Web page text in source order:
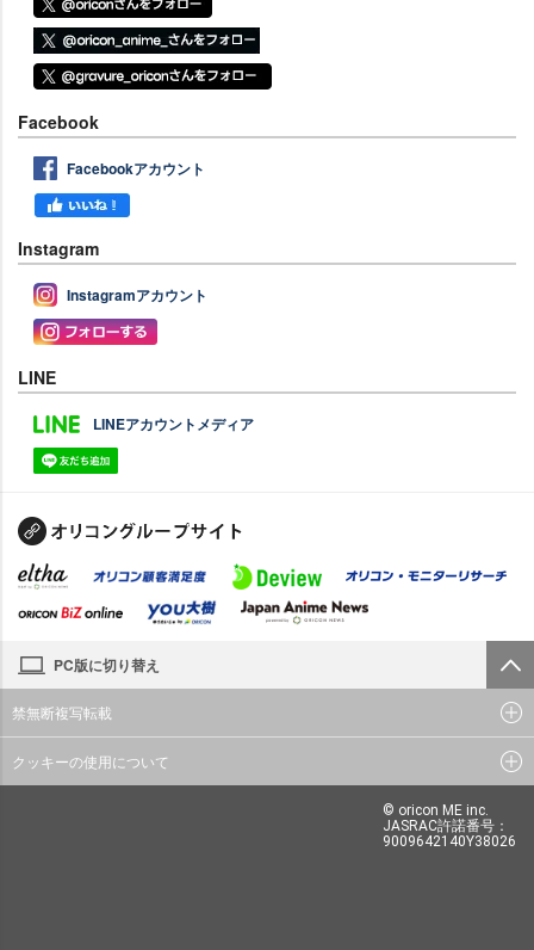
Facebook
Facebookアカウント
Instagram
Instagramアカウント
LINE
LINEアカウントメディア
PC版に切り替え
禁無断複写転載
クッキーの使用について
© oricon ME inc.
JASRAC許諾番号：
9009642140Y38026